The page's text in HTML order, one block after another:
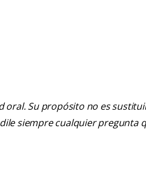
Su propósito no es
siempre cualquier pregunta